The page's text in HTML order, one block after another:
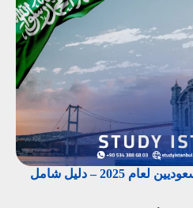
الدراسة في تركيا للطلاب السعوديين لعام 2025 – دليل شامل